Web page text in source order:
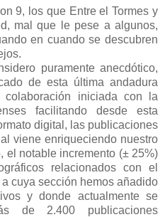
9, los que Entre el Tormes y
mal que le pese a algunos,
en cuando se descubren
puramente anecdótico,
de esta última andadura
iniciada con la
facilitando desde esta
digital, las publicaciones
viene enriqueciendo nuestro
el notable incremento (± 25%)
relacionados con el
cuya sección hemos añadido
y donde actualmente se
de 2.400 publicaciones